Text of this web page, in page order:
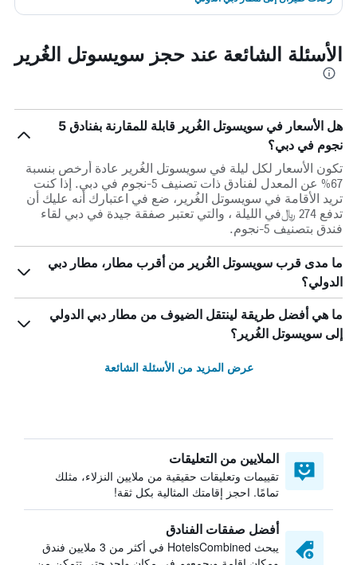
الأسئلة الشائعة عند حجز سويسوتل الغُرير
هل الأسعار في سويسوتل الغُرير قابلة للمقارنة بفنادق 5
نجوم في دبي؟
تكون الأسعار لكل ليلة في سويسوتل الغُرير عادة أرخص بنسبة
67% عن المعدل لفنادق ذات تصنيف 5-نجوم في دبي. إذا كنت
تريد الأقامة في سويسوتل الغُرير، ضع في اعتبارك أنه عليك أن
تدفع 274 ﷼في الليلة ، والتي تعتبر صفقة جيدة في دبي لقاء
فندق بتصنيف 5-نجوم.
ما مدى قرب سويسوتل الغُرير من أقرب مطار، مطار دبي
الدولي؟
ما هي أفضل طريقة لينتقل الضيوف من مطار دبي الدولي
إلى سويسوتل الغُرير؟
عرض المزيد من الأسئلة الشائعة
الملايين من التعليقات
تقييمات وتعليقات حقيقية من ملايين النزلاء، مثلك
تمامًا. احجز إقامتك المثالية بكل ثقة!
أفضل صفقات الفنادق
يبحث HotelsCombined في أكثر من 3 ملايين فندق